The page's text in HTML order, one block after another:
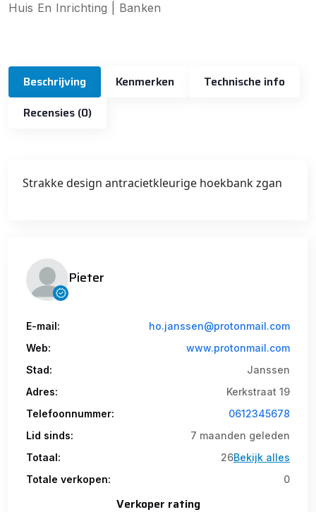
Huis En Inrichting | Banken
Beschrijving Kenmerken
Technische info
Recensies (0)
Strakke design antracietkleurige hoekbank zgan
Pieter
E-mail:
ho.janssen@protonmail.com
Web:
www.protonmail.com
Stad:
Janssen
Adres:
Kerkstraat 19
Telefoonnummer:
0612345678
Lid sinds:
7 maanden geleden
Totaal:
26Bekijk alles
Totale verkopen:
0
Verkoper rating